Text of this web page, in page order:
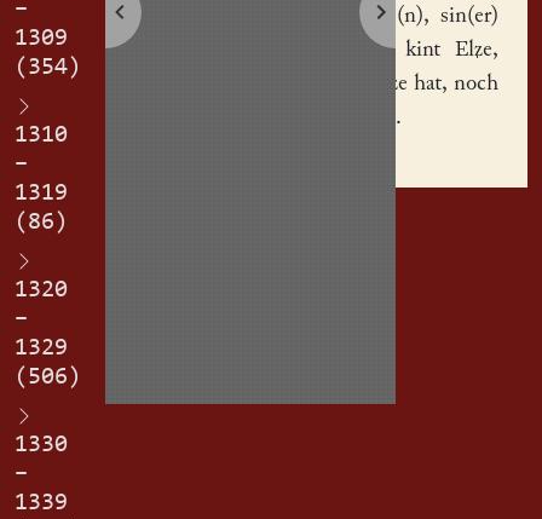
–
1309
(354)
1310
–
1319
(86)
1320
–
1329
(506)
1330
–
1339
Lorencze(n), sin(er)
tocht(er) kint Elze,
aliz, daz ze hat, noch
irim tode.